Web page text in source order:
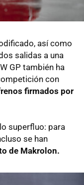
así como
salidas a una
GP también ha
con
firmados por
superfluo: para
se han
de Makrolon.